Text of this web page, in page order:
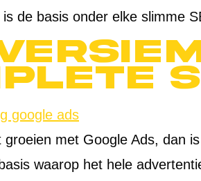
is de basis onder elke slimme
groeien met Google Ads, dan
waarop het hele